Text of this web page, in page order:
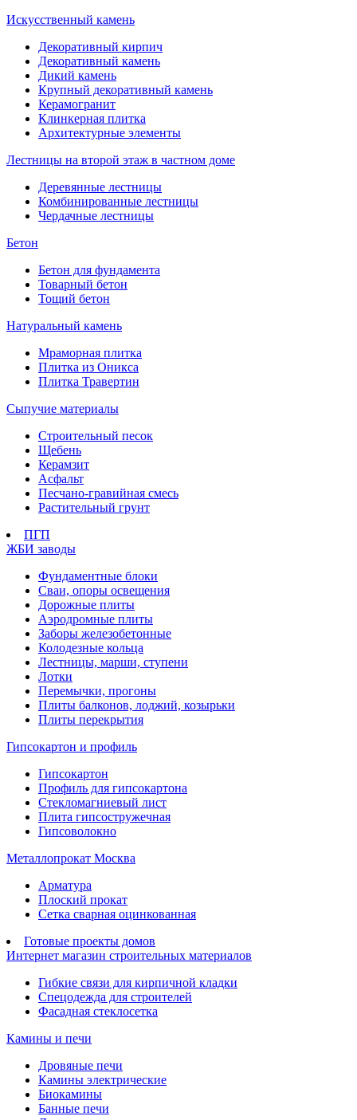
Искусственный камень
Декоративный кирпич
Декоративный камень
Дикий камень
Крупный декоративный камень
Керамогранит
Клинкерная плитка
Архитектурные элементы
Лестницы на второй этаж в частном доме
Деревянные лестницы
Комбинированные лестницы
Чердачные лестницы
Бетон
Бетон для фундамента
Товарный бетон
Тощий бетон
Натуральный камень
Мраморная плитка
Плитка из Оникса
Плитка Травертин
Сыпучие материалы
Строительный песок
Щебень
Керамзит
Асфальт
Песчано-гравийная смесь
Растительный грунт
ПГП
ЖБИ заводы
Фундаментные блоки
Сваи, опоры освещения
Дорожные плиты
Аэродромные плиты
Заборы железобетонные
Колодезные кольца
Лестницы, марши, ступени
Лотки
Перемычки, прогоны
Плиты балконов, лоджий, козырьки
Плиты перекрытия
Гипсокартон и профиль
Гипсокартон
Профиль для гипсокартона
Стекломагниевый лист
Плита гипсостружечная
Гипсоволокно
Металлопрокат Москва
Арматура
Плоский прокат
Сетка сварная оцинкованная
Готовые проекты домов
Интернет магазин строительных материалов
Гибкие связи для кирпичной кладки
Спецодежда для строителей
Фасадная стеклосетка
Камины и печи
Дровяные печи
Камины электрические
Биокамины
Банные печи